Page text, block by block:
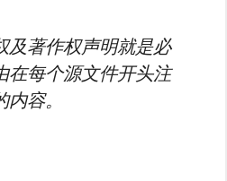
及著作权声明就是必
在每个源文件开头注
容。